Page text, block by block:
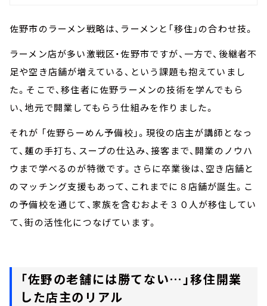
佐野市のラーメン戦略は、ラーメンと「移住」の合わせ技。
ラーメン店が多い激戦区・佐野市ですが、一方で、後継者不
足や空き店舗が増えている、という課題も抱えていまし
た。そこで、移住者に佐野ラーメンの技術を学んでもら
い、地元で開業してもらう仕組みを作りました。
それが 「佐野らーめん予備校」。現役の店主が講師となっ
て、麺の手打ち、スープの仕込み、接客まで、開業のノウハ
ウまで学べるのが特徴です。さらに卒業後は、空き店舗と
のマッチング支援もあって、これまでに８店舗が誕生。こ
の予備校を通じて、家族を含むおよそ３０人が移住してい
て、街の活性化につなげています。
「佐野の老舗には勝てない…」移住開業
した店主のリアル